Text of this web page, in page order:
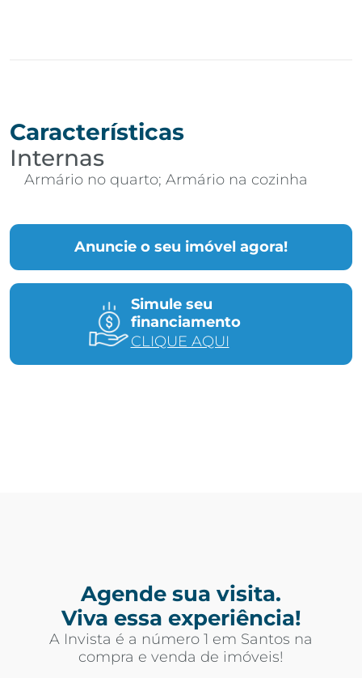
Anuncie o seu imóvel agora!
Simule seu
financiamento
CLIQUE AQUI
Características
Internas
Armário no quarto; Armário na cozinha
Agende sua visita.
Viva essa experiência!
A Invista é a número 1 em Santos na
compra e venda de imóveis!